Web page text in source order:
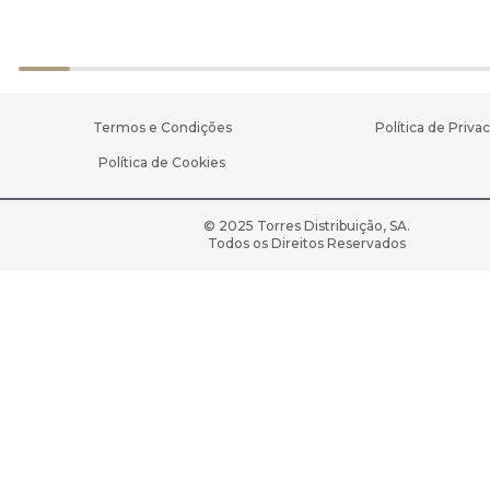
Termos e Condições Política de
Política de Cookies
© 2025 Torres Distribuição, SA.
Todos os Direitos Reservados